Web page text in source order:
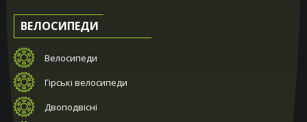
ВЕЛОСИПЕДИ
Велосипеди
Гірські велосипеди
Двоподвісні